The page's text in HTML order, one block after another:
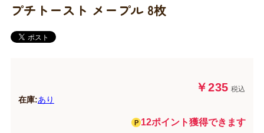
プチトースト メープル 8枚
￥235 税込
在庫:あり
12ポイント獲得できます